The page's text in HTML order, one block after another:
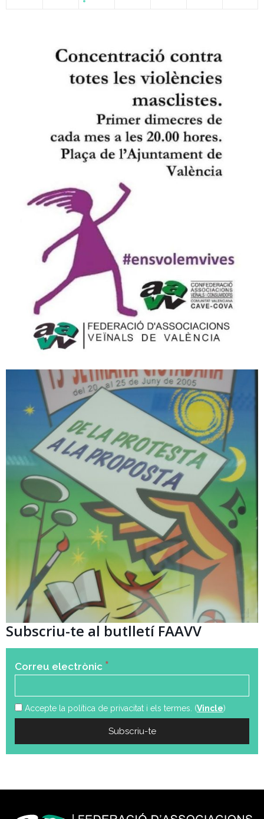
Subscriu-te al butlletí FAAVV
Correu electrònic *
Accepte la política de privacitat i els termes. (Vincle)